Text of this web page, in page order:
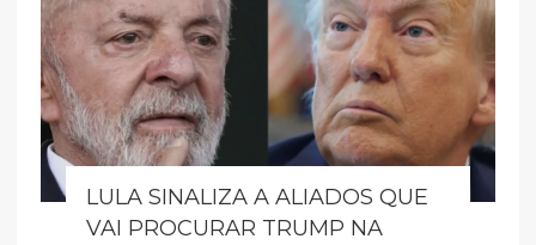
LULA SINALIZA A ALIADOS QUE
VAI PROCURAR TRUMP NA